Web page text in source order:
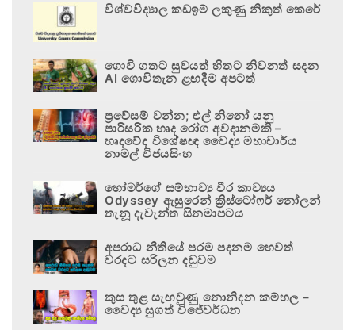
විශ්වවිද්‍යාල කඩඉම් ලකුණු නිකුත් කෙරේ
ගොවි ගතට සුවයත් හිතට නිවනත් සදන
AI ගොවිතැන ළඟදීම අපටත්
ප්‍රවේසම් වන්න; එල් නිනෝ යනු
පාරිසරික හෘද රෝග අවදානමකි –
හෘදවේද විශේෂඥ වෛද්‍ය මහාචාර්ය
නාමල් විජයසිංහ
හෝමර්ගේ සම්භාව්‍ය වීර කාව්‍යය
Odyssey ඇසුරෙන් ක්‍රිස්ටෝෆර් නෝලන්
තැනූ දැවැන්ත සිනමාපටය
අපරාධ නීතියේ පරම පදනම හෙවත්
වරදට සරිලන දඬුවම
කුස තුළ සැඟවුණු නොනිදන කම්හල –
වෛද්‍ය සුගත් විජේවර්ධන